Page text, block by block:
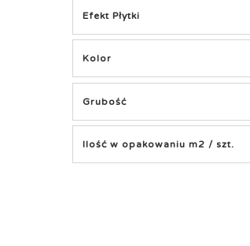
Efekt Płytki
Kolor
Grubość
Ilość w opakowaniu m2 / szt.